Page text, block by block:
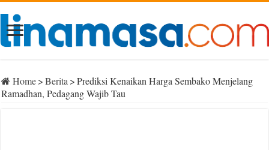
Home> Berita > Prediksi Kenaikan Harga Sembako Menjelang
Ramadhan, Pedagang Wajib Tau